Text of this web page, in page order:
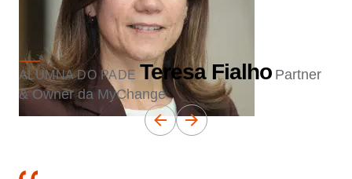
ALUMNA DO PADE Teresa Fialho Partner
& Owner da MyChange